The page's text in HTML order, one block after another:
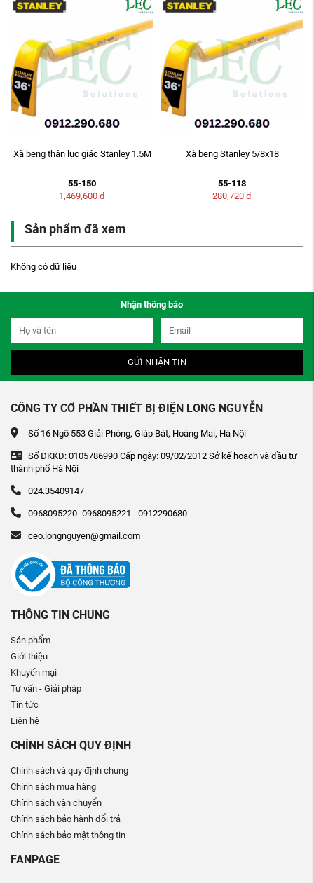
Xà beng thân lục giác Stanley 1.5M
55-150
1,469,600 đ
Xà beng Stanley 5/8x18
55-118
280,720 đ
Sản phẩm đã xem
Không có dữ liệu
Nhận thông báo
GỬI NHẬN TIN
CÔNG TY CỔ PHẦN THIẾT BỊ ĐIỆN LONG NGUYỄN
Số 16 Ngõ 553 Giải Phóng, Giáp Bát, Hoàng Mai, Hà Nội
Số ĐKKD: 0105786990 Cấp ngày: 09/02/2012 Sở kế hoạch và đầu tư
thành phố Hà Nội
024.35409147
0968095220 -0968095221 - 0912290680
ceo.longnguyen@gmail.com
THÔNG TIN CHUNG
Sản phẩm
Giới thiệu
Khuyến mại
Tư vấn - Giải pháp
Tin tức
Liên hệ
CHÍNH SÁCH QUY ĐỊNH
Chính sách và quy định chung
Chính sách mua hàng
Chính sách vận chuyển
Chính sách bảo hành đổi trả
Chính sách bảo mật thông tin
FANPAGE